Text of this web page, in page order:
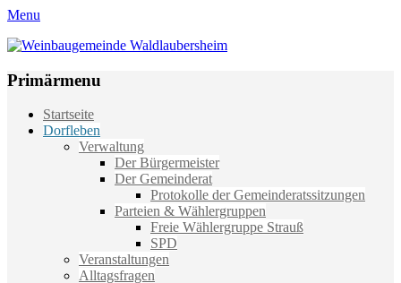
Menu
Weinbaugemeinde Waldlaubersheim
Primärmenu
Weiter
zum
Startseite
Dorfleben
Verwaltung
Der Bürgermeister
Der Gemeinderat
Protokolle der Gemeinderatssitzungen
Parteien & Wählergruppen
Freie Wählergruppe Strauß
SPD
Veranstaltungen
Alltagsfragen